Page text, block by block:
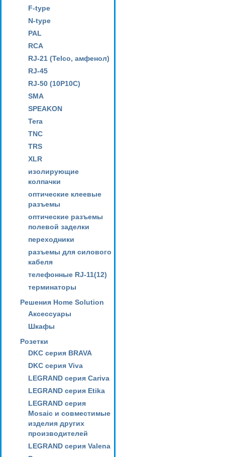
F-type
N-type
PAL
RCA
RJ-21 (Telco, амфенол)
RJ-45
RJ-50 (10P10C)
SMA
SPEAKON
Tera
TNC
TRS
XLR
изолирующие
колпачки
оптические клеевые
разъемы
оптические разъемы
полевой заделки
переходники
разъемы для силового
кабеля
телефонные RJ-11(12)
терминаторы
Решения Home Solution
Аксессуары
Шкафы
Розетки
DKC серия BRAVA
DKC серия Viva
LEGRAND серия Cariva
LEGRAND серия Etika
LEGRAND серия
Mosaic и совместимые
изделия других
производителей
LEGRAND серия Valena